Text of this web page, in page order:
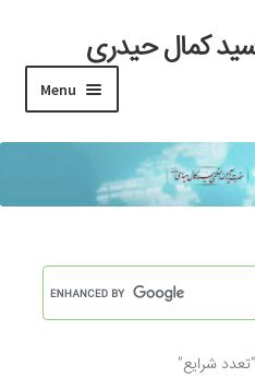
کمال حیدری
Menu